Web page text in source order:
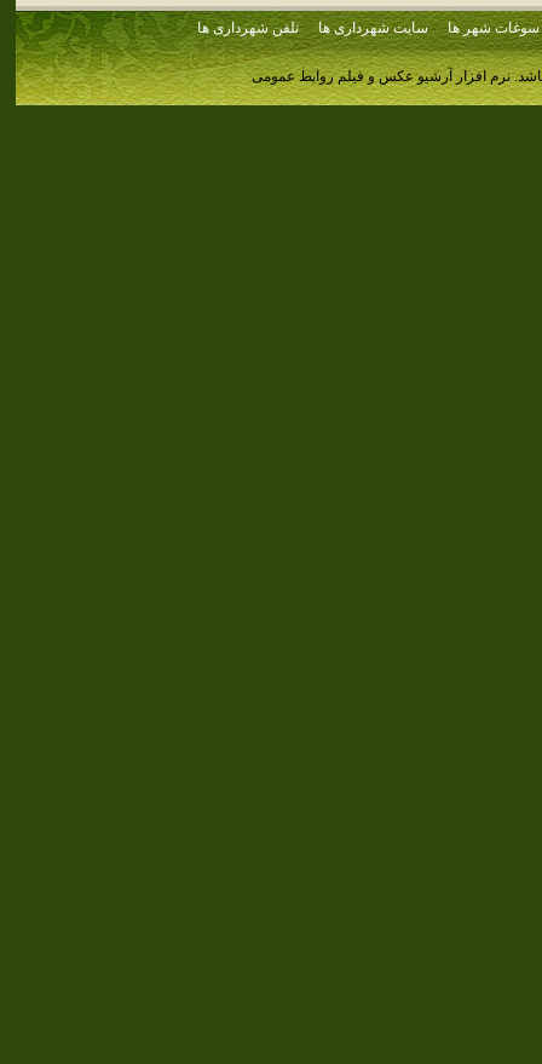
سوغات شهر ها سایت شهرداری ها تلفن شهرداری ها
نرم افزار آرشیو عکس و فیلم روابط عمومی